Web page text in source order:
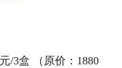
/3盒 （原价：1880